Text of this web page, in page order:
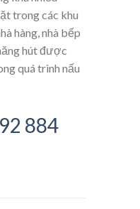
trong các khu
hàng, nhà bếp
hút được
quá trình nấu
884